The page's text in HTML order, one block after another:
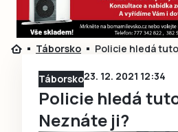
Přihlásit
Přihlásit se
Ještě nemám účet, chci
Táborsko Policie hledá
Táborsko23. 12. 2021 12:34
Policie hledá
Neznáte ji?